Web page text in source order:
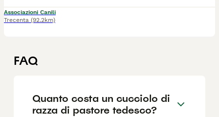
Associazioni Canili
Trecenta (92.2km)
FAQ
Quanto costa un cucciolo di
razza di pastore tedesco?